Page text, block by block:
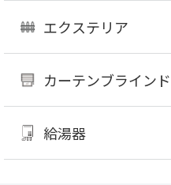
エクステリア
カーテンブラインド
給湯器